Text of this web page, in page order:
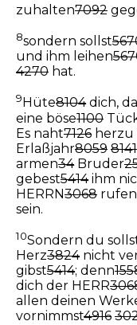
zuhalten7092
8sondern sollst
und ihm leihen
4270 hat.
9 Hüte8104dich,
eine böse1100
Es naht7126 herzu
Erlaßjahr8059 8141
armen34Bruder
gebest5414ihm
HERRN3068 rufen
sein.
10Sondern du
Herz3824nicht
gibst5414; denn
dich der HERR
allen deinen
vornimmst4916